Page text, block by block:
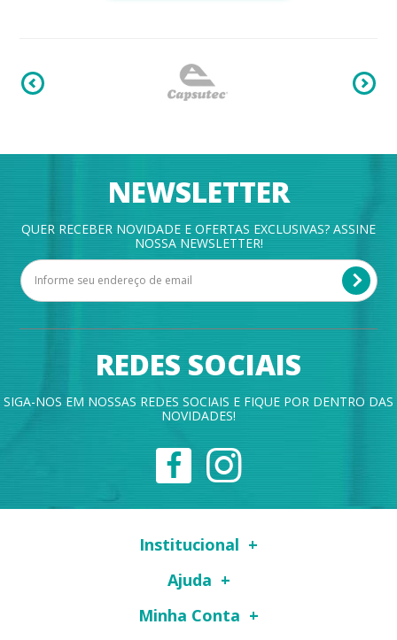
NEWSLETTER
QUER RECEBER NOVIDADE E OFERTAS EXCLUSIVAS? ASSINE
NOSSA NEWSLETTER!
REDES SOCIAIS
SIGA-NOS EM NOSSAS REDES SOCIAIS E FIQUE POR DENTRO DAS
NOVIDADES!
Institucional
Ajuda
Minha Conta